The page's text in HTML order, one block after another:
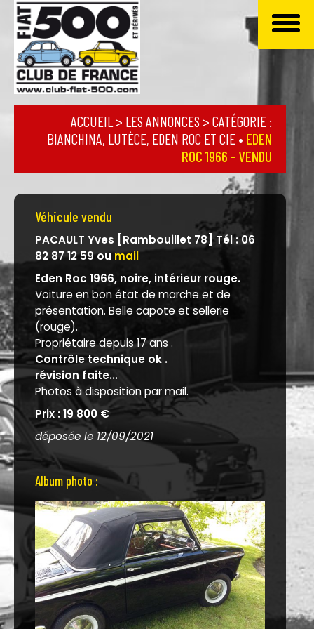
ACCUEIL > LES ANNONCES > CATÉGORIE :
BIANCHINA, LUTÈCE, EDEN ROC ET CIE • EDEN
ROC 1966 - VENDU
Véhicule vendu
PACAULT Yves [Rambouillet 78] Tél : 06
82 87 12 59 oumail
Eden Roc 1966, noire, intérieur rouge.
Voiture en bon état de marche et de
présentation. Belle capote et sellerie
(rouge).
Propriétaire depuis 17 ans .
Contrôle technique ok .
révision faite...
Photos à disposition par mail.
Prix : 19 800 €
déposée le 12/09/2021
Album photo :